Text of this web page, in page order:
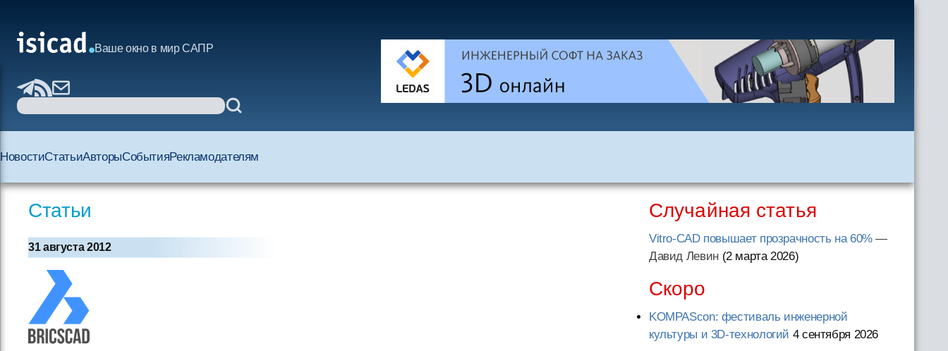
Ваше окно в мир САПР
НовостиСтатьиАвторыСобытияРекламодателям
Статьи
31 августа 2012
Случайная статья
Vitro-CAD повышает прозрачность на 60%—
Давид Левин (2 марта 2026)
Скоро
KOMPAScon: фестиваль инженерной
культуры и 3D-технологий 4 сентября 2026